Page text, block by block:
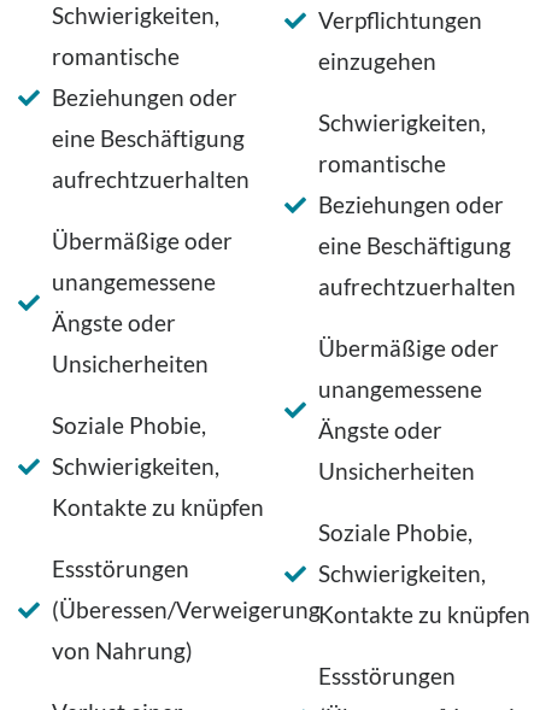
Schwierigkeiten,
romantische
Beziehungen oder
eine Beschäftigung
aufrechtzuerhalten
Übermäßige oder
unangemessene
Ängste oder
Unsicherheiten
Soziale Phobie,
Schwierigkeiten,
Kontakte zu knüpfen
Essstörungen
(Überessen/Verweigerung
von Nahrung)
Verpflichtungen
einzugehen
Schwierigkeiten,
romantische
Beziehungen oder
eine Beschäftigung
aufrechtzuerhalten
Übermäßige oder
unangemessene
Ängste oder
Unsicherheiten
Soziale Phobie,
Schwierigkeiten,
Kontakte zu knüpfen
Essstörungen